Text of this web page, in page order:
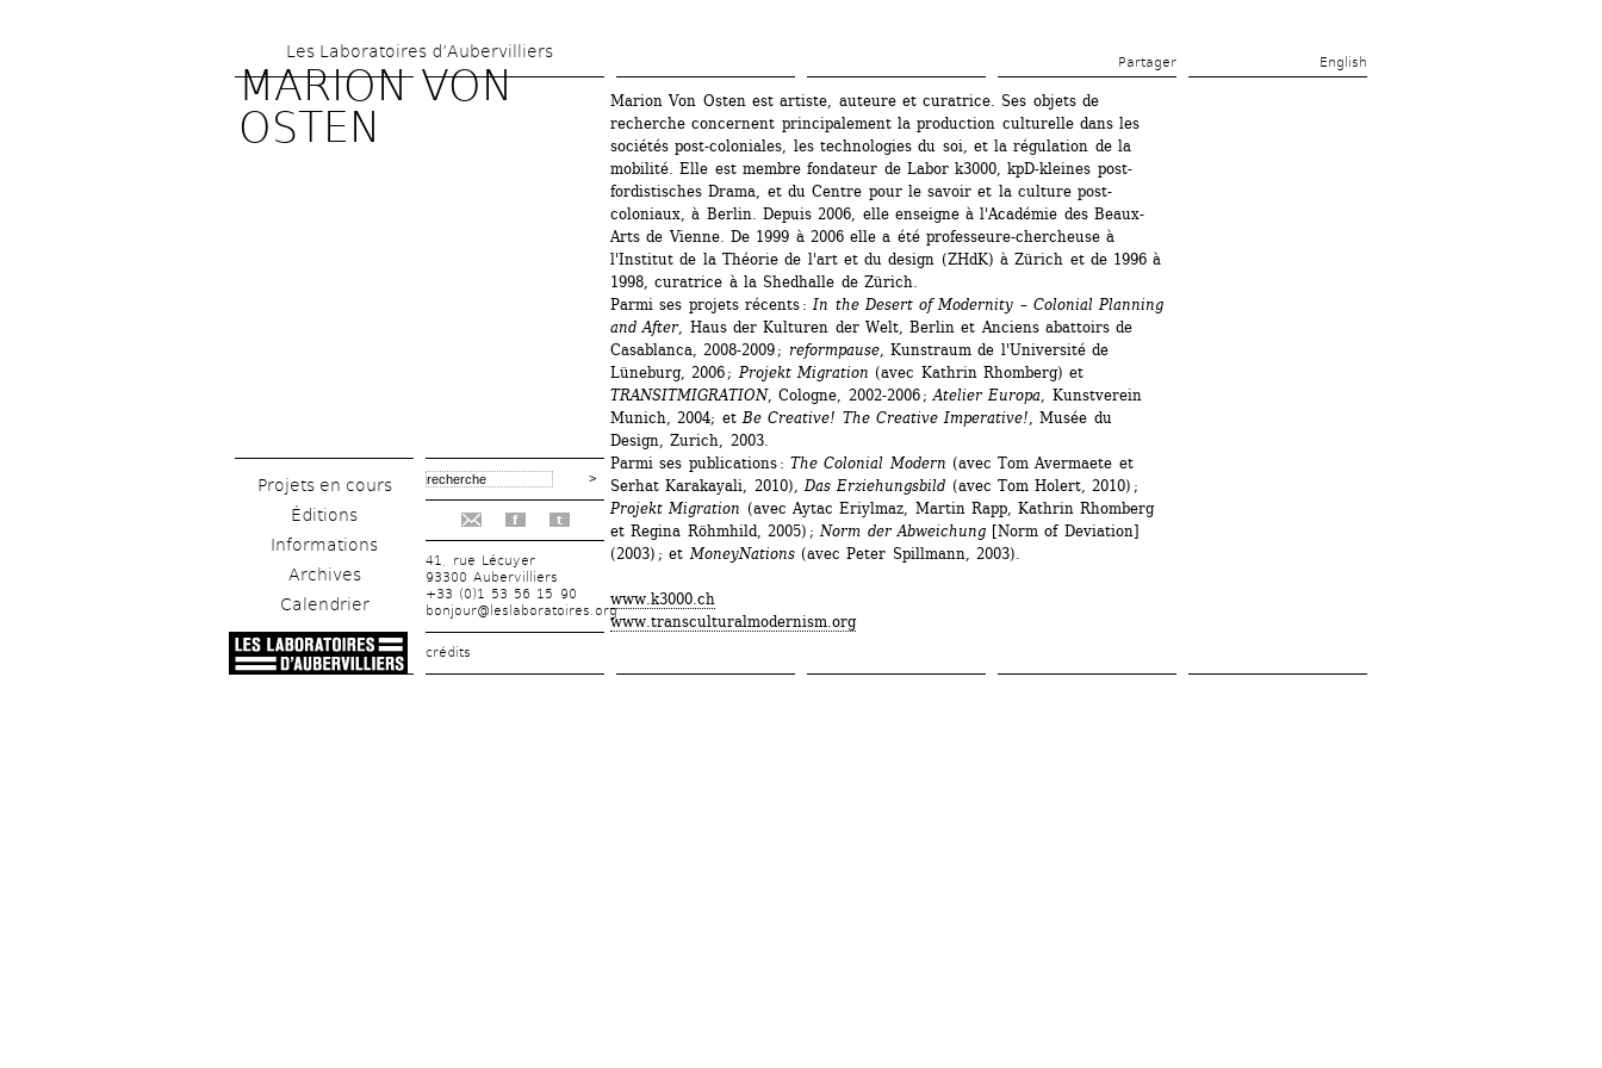
contenu
principal
Les Laboratoires d’Aubervilliers
Partager English
MARION VON
OSTEN
Projets en cours
Éditions
Informations
Archives
Calendrier
f t
41, rue Lécuyer
93300 Aubervilliers
+33 (0)1 53 56 15 90
bonjour@leslaboratoires.org
crédits
Marion Von Osten est artiste, auteure et curatrice. Ses objets de
recherche concernent principalement la production culturelle dans les
sociétés post-coloniales, les technologies du soi, et la régulation de la
mobilité. Elle est membre fondateur de Labor k3000, kpD-kleines post-
fordistisches Drama, et du Centre pour le savoir et la culture post-
coloniaux, à Berlin. Depuis 2006, elle enseigne à l'Académie des Beaux-
Arts de Vienne. De 1999 à 2006 elle a été professeure-chercheuse à
l'Institut de la Théorie de l'art et du design (ZHdK) à Zürich et de 1996 à
1998, curatrice à la Shedhalle de Zürich.
Parmi ses projets récents : In the Desert of Modernity – Colonial Planning
and After, Haus der Kulturen der Welt, Berlin et Anciens abattoirs de
Casablanca, 2008-2009 ; reformpause, Kunstraum de l'Université de
Lüneburg, 2006 ; Projekt Migration (avec Kathrin Rhomberg) et
TRANSITMIGRATION, Cologne, 2002-2006 ; Atelier Europa, Kunstverein
Munich, 2004; et Be Creative! The Creative Imperative!, Musée du
Design, Zurich, 2003.
Parmi ses publications : The Colonial Modern (avec Tom Avermaete et
Serhat Karakayali, 2010), Das Erziehungsbild (avec Tom Holert, 2010) ;
Projekt Migration (avec Aytac Eriylmaz, Martin Rapp, Kathrin Rhomberg
et Regina Röhmhild, 2005) ; Norm der Abweichung[Norm of Deviation]
(2003) ; et MoneyNations(avec Peter Spillmann, 2003).
www.k3000.ch
www.transculturalmodernism.org